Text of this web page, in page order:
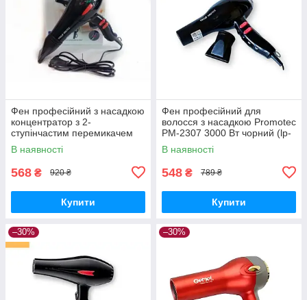
Фен професійний з насадкою
концентратор з 2-
ступінчастим перемикачем
потужності і температури
Promotec Pm-2308 3000Вт
В наявності
568 ₴ 920 ₴
Купити
Фен професійний для
волосся з насадкою Promotec
PM-2307 3000 Вт чорний (lp-
89611)
В наявності
548 ₴ 789 ₴
Купити
–30% –30%